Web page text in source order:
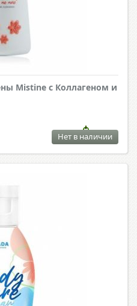
Mistine с Коллагеном и
Нет в наличии